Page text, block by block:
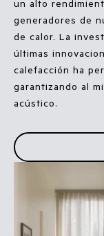
un alto
generadores de
de calor. La
últimas
calefacción ha
garantizando al
acústico.